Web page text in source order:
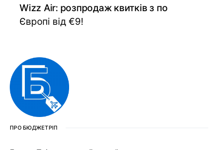
Wizz Air: розпродаж квитків з по
Європі від €9!
ПРО БЮДЖЕТРІП